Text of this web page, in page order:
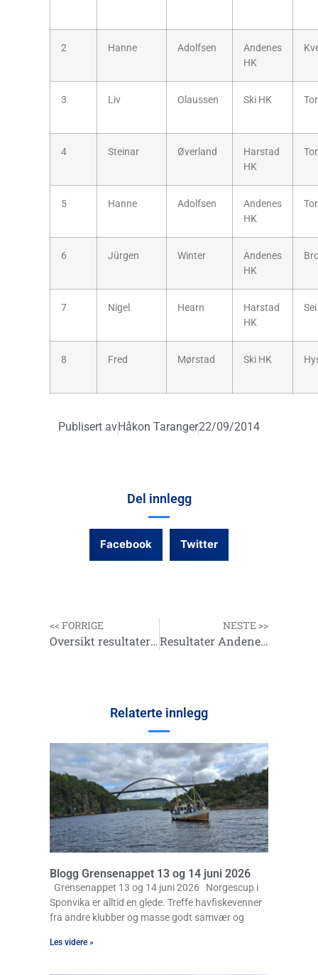
2 Hanne Adolfsen
Andenes
HK
3 Liv Olaussen Ski HK
4 Steinar Øverland
Harstad
HK
5 Hanne Adolfsen
Andenes
HK
6 Jürgen Winter
Andenes
HK
7 Nigel Hearn
Harstad
HK
Sei
8 Fred Mørstad Ski HK
Publisert avHåkon Taranger22/09/2014
Del innlegg
Facebook Twitter
<< FORRIGE
Oversikt resultater som ikke er kommet i bloggen pr. 15.09.2014
NESTE >>
Resultater Andenes og Midnattsolfestivalen 2014
Relaterte innlegg
Blogg Grensenappet 13 og 14 juni 2026
Grensenappet 13 og 14 juni 2026 Norgescup i
Sponvika er alltid en glede. Treffe havfiskevenner
fra andre klubber og masse godt samvær og
Les videre »